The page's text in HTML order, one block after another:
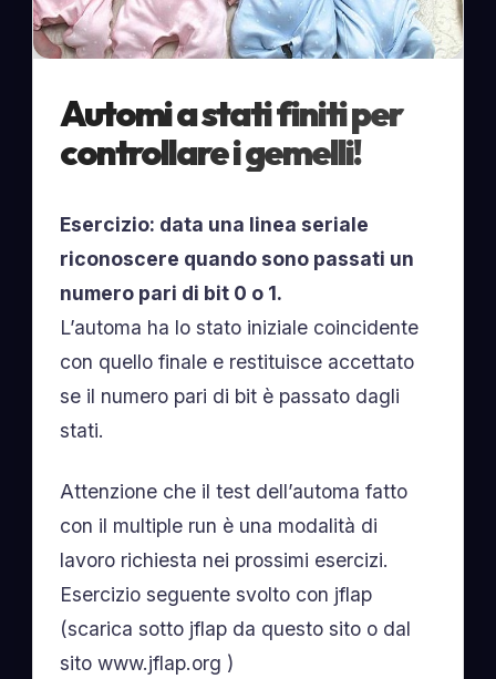
Automi a stati finiti per
controllare i gemelli!
Esercizio: data una linea seriale
riconoscere quando sono passati un
numero pari di bit 0 o 1.
L’automa ha lo stato iniziale coincidente
con quello finale e restituisce accettato
se il numero pari di bit è passato dagli
stati.
Attenzione che il test dell’automa fatto
con il multiple run è una modalità di
lavoro richiesta nei prossimi esercizi.
Esercizio seguente svolto con jflap
(scarica sotto jflap da questo sito o dal
sito www.jflap.org )